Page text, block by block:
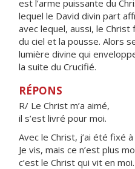
est l’arme puissante du
lequel le David divin part
avec lequel, aussi, le
du ciel et la pousse. Alors
lumière divine qui
la suite du Crucifié.
RÉPONS
R/ Le Christ m’a aimé,
il s’est livré pour moi.
Avec le Christ, j’ai été fixé
Je vis, mais ce n’est plus
c’est le Christ qui vit en moi.